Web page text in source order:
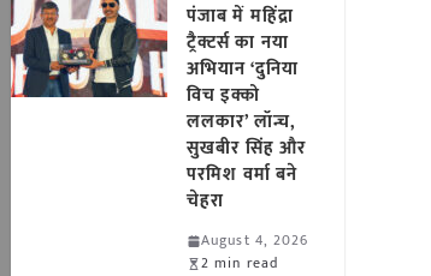
पंजाब में महिंद्रा
ट्रैक्टर्स का नया
अभियान ‘दुनिया
विच इक्को
ललकार’ लॉन्च,
सुखबीर सिंह और
परमिश वर्मा बने
चेहरा
August 4, 2026
2 min read